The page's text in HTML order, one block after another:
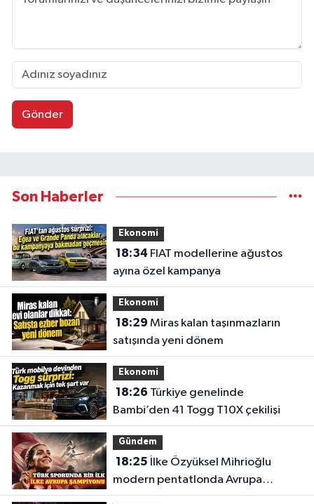
Gönder
Son Haberler
Ekonomi
18:34
ayına özel kampanya
Ekonomi
18:29
satışında yeni dönem
Ekonomi
18:26
Bambi’den 41 Togg T10X çekilişi
Gündem
18:25
modern pentatlonda Avrupa
şampiyonu